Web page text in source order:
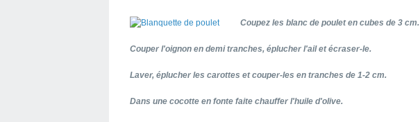
Coupez les blanc de poulet en cubes de 3 cm.
Couper l'oignon en demi tranches, éplucher l'ail et écraser-le.
Laver, éplucher les carottes et couper-les en tranches de 1-2 cm.
Dans une cocotte en fonte faite chauffer l'huile d'olive.